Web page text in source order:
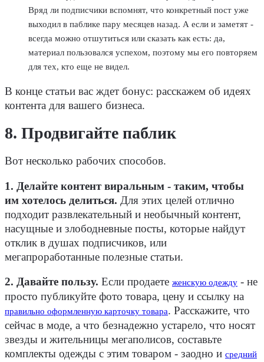
Вряд ли подписчики вспомнят, что конкретный пост уже
выходил в паблике пару месяцев назад. А если и заметят -
всегда можно отшутиться или сказать как есть: да,
материал пользовался успехом, поэтому мы его повторяем
для тех, кто еще не видел.
В конце статьи вас ждет бонус: расскажем об идеях
контента для вашего бизнеса.
8. Продвигайте паблик
Вот несколько рабочих способов.
1. Делайте контент виральным - таким, чтобы
им хотелось делиться. Для этих целей отлично
подходит развлекательный и необычный контент,
насущные и злободневные посты, которые найдут
отклик в душах подписчиков, или
мегапроработанные полезные статьи.
2. Давайте пользу. Если продаете женскую одежду - не
просто публикуйте фото товара, цену и ссылку на
правильно оформленную карточку товара. Расскажите, что
сейчас в моде, а что безнадежно устарело, что носят
звезды и жительницы мегаполисов, составьте
комплекты одежды с этим товаром - заодно и средний